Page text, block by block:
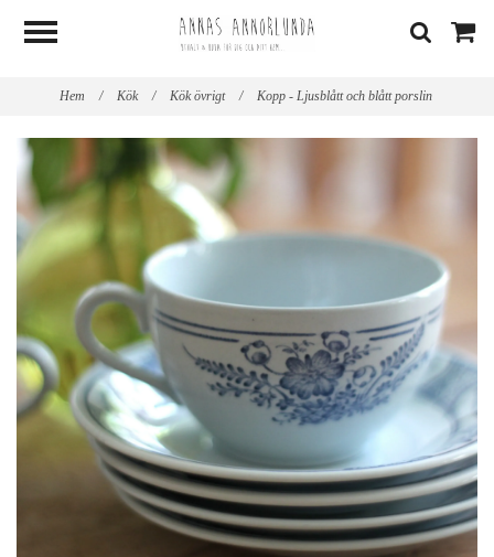
Hem / Kök / Kök övrigt / Kopp - Ljusblått och blått porslin